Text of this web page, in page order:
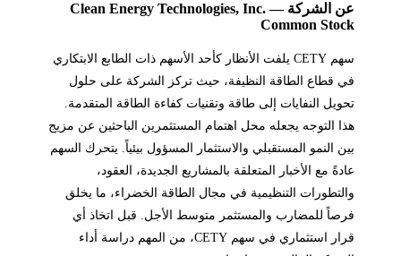
عن الشركة — Clean Energy Technologies, Inc.
Common Stock
سهم CETY يلفت الأنظار كأحد الأسهم ذات الطابع الابتكاري
في قطاع الطاقة النظيفة، حيث تركز الشركة على حلول
تحويل النفايات إلى طاقة وتقنيات كفاءة الطاقة المتقدمة.
هذا التوجه يجعله محل اهتمام المستثمرين الباحثين عن مزيج
بين النمو المستقبلي والاستثمار المسؤول بيئياً. يتحرك السهم
عادةً مع الأخبار المتعلقة بالمشاريع الجديدة، العقود،
والتطورات التنظيمية في مجال الطاقة الخضراء، ما يخلق
فرصاً للمضارب والمستثمر متوسط الأجل. قبل اتخاذ أي
قرار استثماري في سهم CETY، من المهم دراسة أداء